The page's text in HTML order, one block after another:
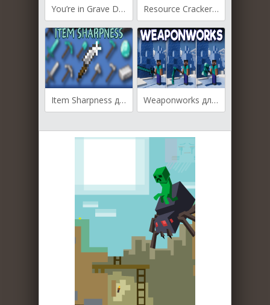
You’re in Grave Danger для Майнкрафт [1.21, 1.20.6, 1.20.4] Resource Cracker - Tools для Майнкрафт [1.20.6, 1.20.4, 1.20.2]
Item Sharpness для Майнкрафт [1.20.1, 1.19.2] Weaponworks для Майнкрафт [1.20.4, 1.20.3]